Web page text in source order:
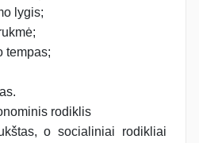
lygis;
tempas;
rodiklis
o socialiniai rodikliai